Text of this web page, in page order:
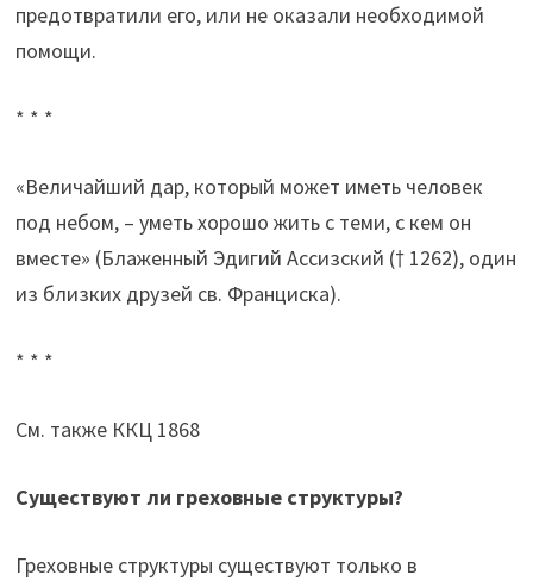
предотвратили его, или не оказали необходимой
помощи.
* * *
«Величайший дар, который может иметь человек
под небом, – уметь хорошо жить с теми, с кем он
вместе» (Блаженный Эдигий Ассизский († 1262), один
из близких друзей св. Франциска).
* * *
См. также ККЦ 1868
Существуют ли греховные структуры?
Греховные структуры существуют только в